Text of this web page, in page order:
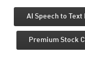
AI Speech to Text
Premium Stock